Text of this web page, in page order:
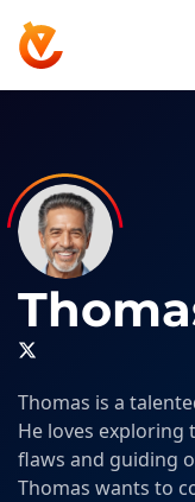
Thomas is a
He loves
flaws and guiding
Thomas wants to